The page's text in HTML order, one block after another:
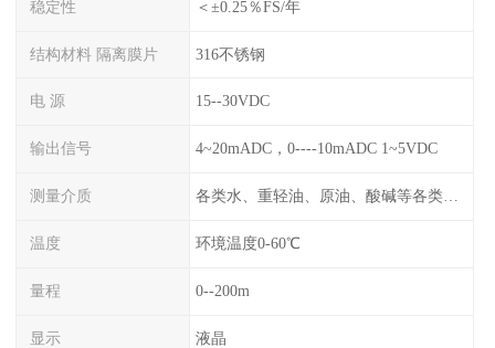
稳定性 ＜±0.25％FS/年
结构材料 隔离膜片 316不锈钢
电 源 15--30VDC
输出信号 4~20mADC，0----10mADC 1~5VDC
测量介质 各类水、重轻油、原油、酸碱等各类腐蚀液
温度 环境温度0-60℃
量程 0--200m
显示 液晶